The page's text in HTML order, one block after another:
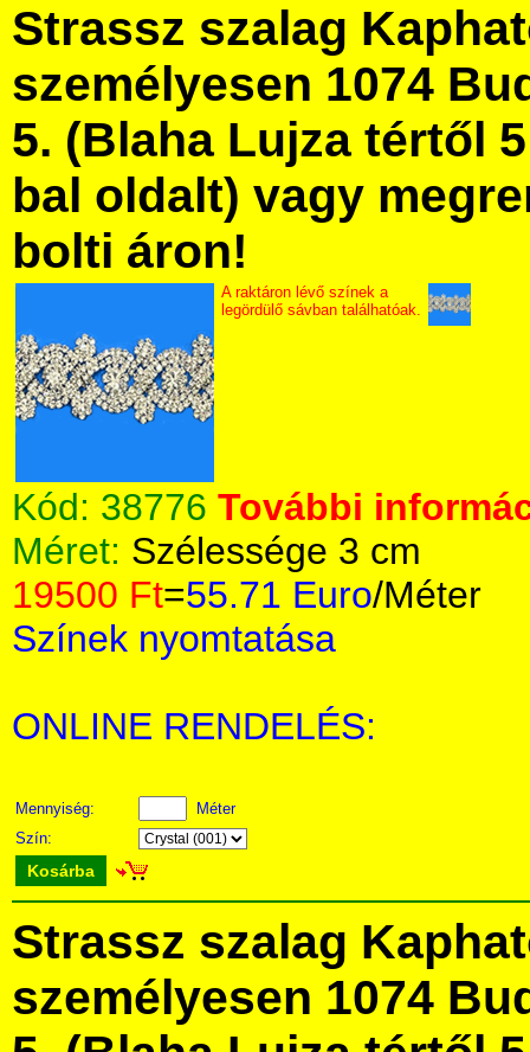
Strassz szalag
személyesen 1074
5. (Blaha Lujza tértől
bal oldalt) vagy
bolti áron!
A raktáron lévő színek a
legördülő sávban találhatóak.
Kód: 38776 További
Méret: Szélessége 3 cm
19500 Ft=55.71 Euro/Méter
Színek nyomtatása
ONLINE RENDELÉS:
Mennyiség:
Méter
Szín:
Kosárba
Strassz szalag
személyesen 1074